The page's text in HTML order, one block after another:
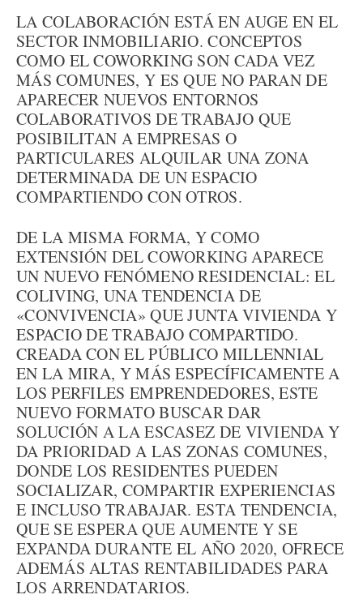
LA COLABORACIÓN ESTÁ EN AUGE EN EL
SECTOR INMOBILIARIO. CONCEPTOS
COMO EL COWORKING SON CADA VEZ
MÁS COMUNES, Y ES QUE NO PARAN DE
APARECER NUEVOS ENTORNOS
COLABORATIVOS DE TRABAJO QUE
POSIBILITAN A EMPRESAS O
PARTICULARES ALQUILAR UNA ZONA
DETERMINADA DE UN ESPACIO
COMPARTIENDO CON OTROS.
DE LA MISMA FORMA, Y COMO
EXTENSIÓN DEL COWORKING APARECE
UN NUEVO FENÓMENO RESIDENCIAL: EL
COLIVING, UNA TENDENCIA DE
«CONVIVENCIA» QUE JUNTA VIVIENDA Y
ESPACIO DE TRABAJO COMPARTIDO.
CREADA CON EL PÚBLICO MILLENNIAL
EN LA MIRA, Y MÁS ESPECÍFICAMENTE A
LOS PERFILES EMPRENDEDORES, ESTE
NUEVO FORMATO BUSCAR DAR
SOLUCIÓN A LA ESCASEZ DE VIVIENDA Y
DA PRIORIDAD A LAS ZONAS COMUNES,
DONDE LOS RESIDENTES PUEDEN
SOCIALIZAR, COMPARTIR EXPERIENCIAS
E INCLUSO TRABAJAR. ESTA TENDENCIA,
QUE SE ESPERA QUE AUMENTE Y SE
EXPANDA DURANTE EL AÑO 2020, OFRECE
ADEMÁS ALTAS RENTABILIDADES PARA
LOS ARRENDATARIOS.